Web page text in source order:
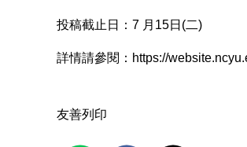
投稿截止日：7 月15日(二)
詳情請參閱：https://
友善列印